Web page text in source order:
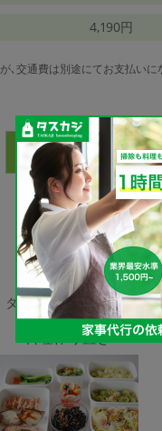
4,190円
､交通費は別途にてお支払いに
家事代行サ
タスカジで依頼できるサー
料理作り置き